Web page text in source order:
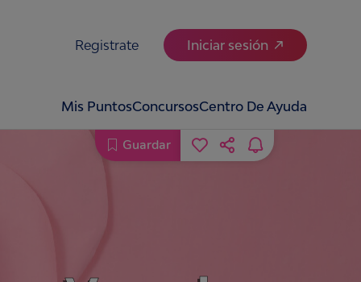
Registrate Iniciar sesión
Mis PuntosConcursosCentro De Ayuda
Guardar